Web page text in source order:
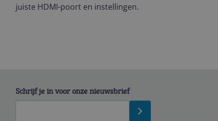
juiste HDMI-poort en instellingen.
Schrijf je in voor onze nieuwsbrief